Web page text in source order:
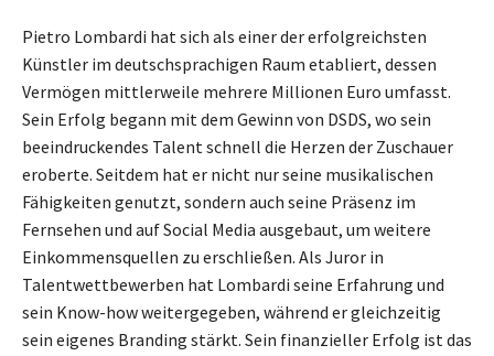
Pietro Lombardi hat sich als einer der erfolgreichsten
Künstler im deutschsprachigen Raum etabliert, dessen
Vermögen mittlerweile mehrere Millionen Euro umfasst.
Sein Erfolg begann mit dem Gewinn von DSDS, wo sein
beeindruckendes Talent schnell die Herzen der Zuschauer
eroberte. Seitdem hat er nicht nur seine musikalischen
Fähigkeiten genutzt, sondern auch seine Präsenz im
Fernsehen und auf Social Media ausgebaut, um weitere
Einkommensquellen zu erschließen. Als Juror in
Talentwettbewerben hat Lombardi seine Erfahrung und
sein Know-how weitergegeben, während er gleichzeitig
sein eigenes Branding stärkt. Sein finanzieller Erfolg ist das